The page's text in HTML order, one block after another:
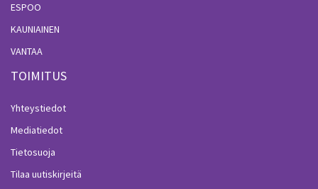
ESPOO
KAUNIAINEN
VANTAA
TOIMITUS
Yhteystiedot
Mediatiedot
Tietosuoja
Tilaa uutiskirjeitä